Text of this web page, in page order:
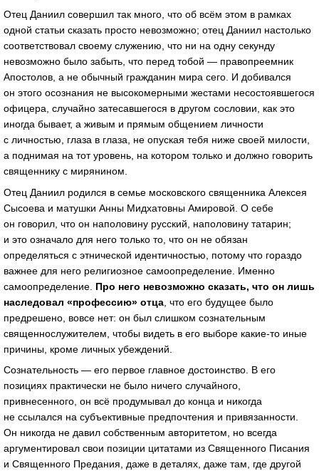
Отец Даниил совершил так много, что об всём этом в рамках
одной статьи сказать просто невозможно; отец Даниил настолько
соответствовал своему служению, что ни на одну секунду
невозможно было забыть, что перед тобой — правопреемник
Апостолов, а не обычный гражданин мира сего. И добивался
он этого осознания не высокомерными жестами несостоявшегося
офицера, случайно затесавшегося в другом сословии, как это
иногда бывает, а живым и прямым общением личности
с личностью, глаза в глаза, не опуская тебя ниже своей милости,
а поднимая на тот уровень, на котором только и должно говорить
священнику с мирянином.
Отец Даниил родился в семье московского священника Алексея
Сысоева и матушки Анны Мидхатовны Амировой. О себе
он говорил, что он наполовину русский, наполовину татарин;
и это означало для него только то, что он не обязан
определяться с этнической идентичностью, потому что гораздо
важнее для него религиозное самоопределение. Именно
самоопределение. Про него невозможно сказать, что он лишь
наследовал «профессию» отца , что его будущее было
предрешено, вовсе нет: он был слишком сознательным
священнослужителем, чтобы видеть в его выборе какие-то иные
причины, кроме личных убеждений.
Сознательность — его первое главное достоинство. В его
позициях практически не было ничего случайного,
привнесенного, он всё продумывал до конца и никогда
не ссылался на субъективные предпочтения и привязанности.
Он никогда не давил собственным авторитетом, но всегда
аргументировал свои позиции цитатами из Священного Писания
и Священного Предания, даже в деталях, даже там, где другой